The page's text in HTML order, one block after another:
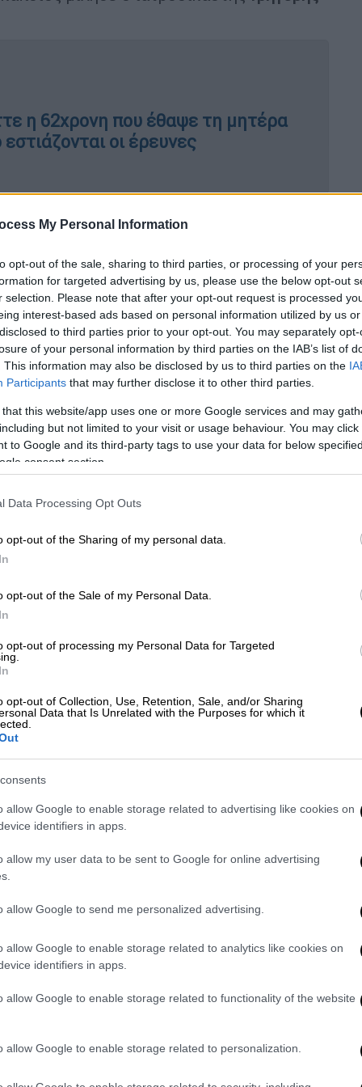
My Personal Information
opt-out of the sale, sharing to third parties, or processing of your
for targeted advertising by us, please use the below opt-out
selection. Please note that after your opt-out request is processed
interest-based ads based on personal information utilized by us
to third parties prior to your opt-out. You may separately
of your personal information by third parties on the IAB’s list of
This information may also be disclosed by us to third parties on the
Participants that may further disclose it to other third parties.
that this website/app uses one or more Google services and may
but not limited to your visit or usage behaviour. You may
to Google and its third-party tags to use your data for below
consent section.
Data Processing Opt Outs
opt-out of the Sharing of my personal data.
opt-out of the Sale of my Personal Data.
opt-out of processing my Personal Data for Targeted
opt-out of Collection, Use, Retention, Sale, and/or Sharing
Data that Is Unrelated with the Purposes for which it
allow Google to enable storage related to advertising like cookies on
identifiers in apps.
allow my user data to be sent to Google for online advertising
allow Google to send me personalized advertising.
allow Google to enable storage related to analytics like cookies on
identifiers in apps.
allow Google to enable storage related to functionality of the website
allow Google to enable storage related to personalization.
η 62χρονη που έθαψε τη μητέρα
οι έρευνες
ότι είναι θαμμένη τόσα χρόνια. Από την
και μη παθολογικών αιτιών
κατάσταση που είναι η σορός είναι
αν πέθανε από παθολογικά αίτια ή
να δούμε τισυνταγογραφήσειςγίνονταν
προβλήματα. Φαίνεται πως θα
είναι η 62χρονη ότι ήταν όντως νεκρή
Πώς μπορεί να κρίνει αν ήταν σε κώμα;
ζωντανή. Ένας πολίτης μπορεί να δει
γνώσεις να νομίζει πως είναι νεκρός»,
επιδόματα. Έτσι όπως υποστήριξε η
μητέρας της και έθαψε τη σορό της,
οικονομικά προβλήματα.
θάφτηκε στο λαγούμι του στάβλου, δεν
δύο επιδόματα.